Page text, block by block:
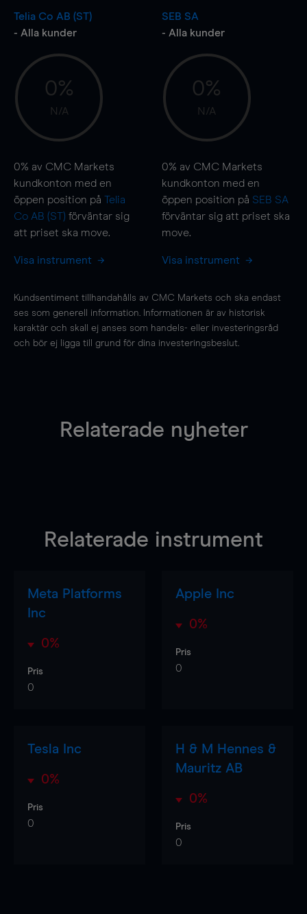
Telia Co AB (ST)
- Alla kunder
0%
N/A
0% av CMC Markets
kundkonton med en
öppen position på Telia
Co AB (ST) förväntar sig
att priset ska move.
Visa instrument
SEB SA
- Alla kunder
0%
N/A
0% av CMC Markets
kundkonton med en
öppen position på SEB SA
förväntar sig att priset ska
move.
Visa instrument
Kundsentiment tillhandahålls av CMC Markets och ska endast
ses som generell information. Informationen är av historisk
karaktär och skall ej anses som handels- eller investeringsråd
och bör ej ligga till grund för dina investeringsbeslut.
Relaterade nyheter
Relaterade instrument
Meta Platforms
Inc
0%
Pris
0
Apple Inc
0%
Pris
0
Tesla Inc
0%
Pris
0
H & M Hennes &
Mauritz AB
0%
Pris
0